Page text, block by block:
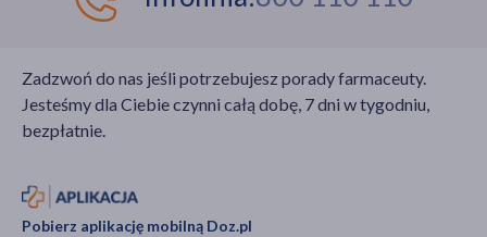
Zadzwoń do nas jeśli potrzebujesz porady farmaceuty.
Jesteśmy dla Ciebie czynni całą dobę, 7 dni w tygodniu,
bezpłatnie.
Pobierz aplikację mobilną Doz.pl